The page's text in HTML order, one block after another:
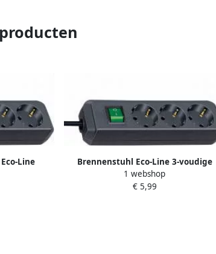
Line
3-voudig
5 |
Brennenstuhl Eco-Line 3-voudige
zwarte stekkerdoos met schakelaar |
1152300015
1 webshop
€ 5,99